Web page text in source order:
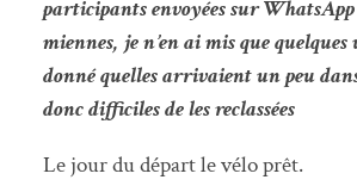
participants envoyées sur WhatsApp
miennes, je n’en ai mis que
donné quelles arrivaient un peu
donc difficiles de les reclassées
Le jour du départ le vélo prêt.